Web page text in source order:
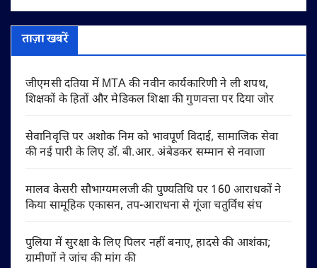
ताज़ा खबरें
जीएमसी दतिया में MTA की नवीन कार्यकारिणी ने ली शपथ,
शिक्षकों के हितों और मेडिकल शिक्षा की गुणवत्ता पर दिया जोर
सेवानिवृत्ति पर अशोक निम को भावपूर्ण विदाई, सामाजिक सेवा
की नई पारी के लिए डॉ. बी.आर. अंबेडकर सम्मान से नवाजा
मालव केसरी सौभाग्यमलजी की पुण्यतिथि पर 160 आराधकों ने
किया सामूहिक एकासन, तप-आराधना से गूंजा चतुर्विध संघ
पुलिया में सुरक्षा के लिए पिलर नहीं बनाए, हादसे की आशंका;
ग्रामीणों ने जांच की मांग की